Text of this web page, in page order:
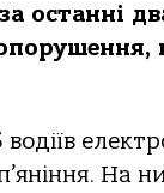
останні
водіїв
На